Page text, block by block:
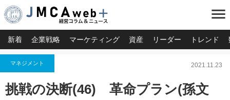
menu
新着 企業戦略 マーケティング 資産 リーダー トレンド
マネジメント 2021.11.23
挑戦の決断(46) 革命プラン(孫文